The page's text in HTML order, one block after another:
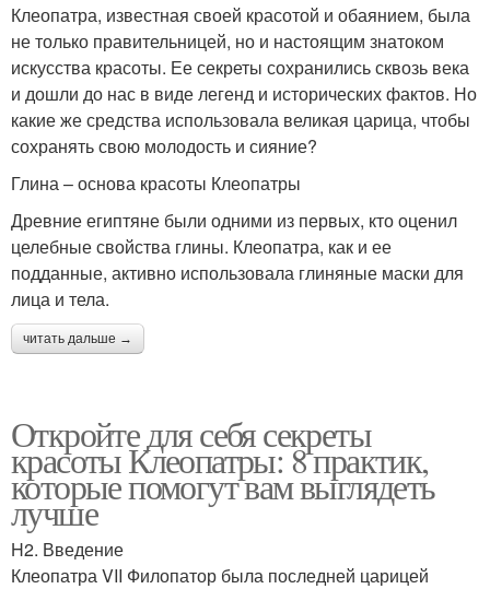
Клеопатра, известная своей красотой и обаянием, была
не только правительницей, но и настоящим знатоком
искусства красоты. Ее секреты сохранились сквозь века
и дошли до нас в виде легенд и исторических фактов. Но
какие же средства использовала великая царица, чтобы
сохранять свою молодость и сияние?
Глина – основа красоты Клеопатры
Древние египтяне были одними из первых, кто оценил
целебные свойства глины. Клеопатра, как и ее
подданные, активно использовала глиняные маски для
лица и тела.
читать дальше →
Откройте для себя секреты
красоты Клеопатры: 8 практик,
которые помогут вам выглядеть
лучше
H2. Введение
Клеопатра VII Филопатор была последней царицей